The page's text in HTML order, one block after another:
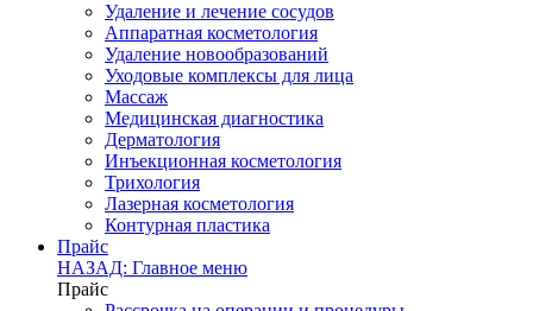
Удаление и лечение сосудов
Аппаратная косметология
Удаление новообразований
Уходовые комплексы для лица
Массаж
Медицинская диагностика
Дерматология
Инъекционная косметология
Трихология
Лазерная косметология
Контурная пластика
Прайс
НАЗАД: Главное меню
Прайс